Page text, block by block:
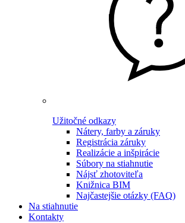
Užitočné odkazy
Nátery, farby a záruky
Registrácia záruky
Realizácie a inšpirácie
Súbory na stiahnutie
Nájsť zhotoviteľa
Knižnica BIM
Najčastejšie otázky (FAQ)
Na stiahnutie
Kontakty